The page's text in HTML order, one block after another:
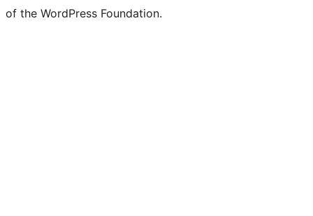
of the WordPress Foundation.